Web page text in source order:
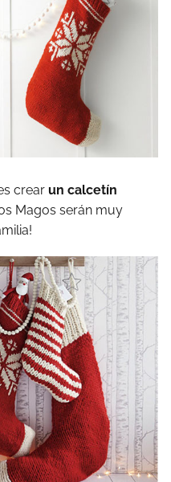
crear un calcetín
Magos serán muy